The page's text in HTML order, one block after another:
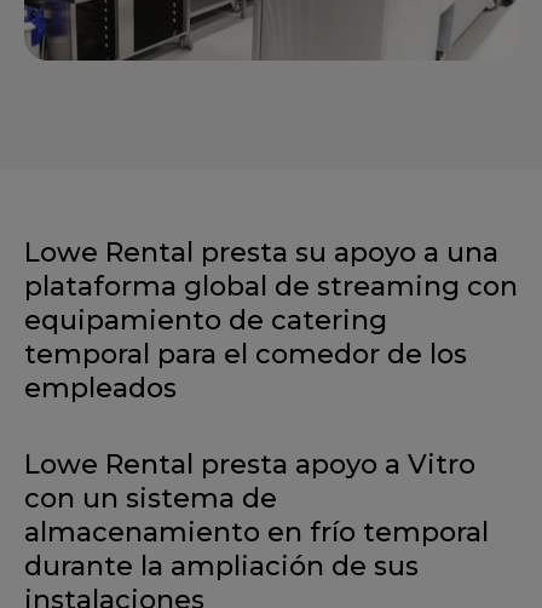
Lowe Rental presta su apoyo a una
plataforma global de streaming con
equipamiento de catering
temporal para el comedor de los
empleados
Lowe Rental presta apoyo a Vitro
con un sistema de
almacenamiento en frío temporal
durante la ampliación de sus
instalaciones